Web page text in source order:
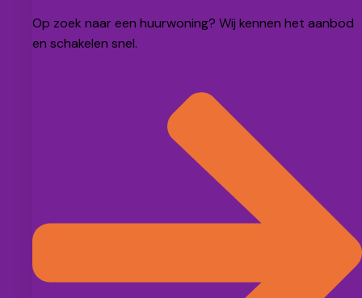
Op zoek naar een huurwoning? Wij kennen het aanbod
en schakelen snel.